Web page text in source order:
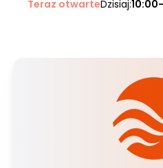
Teraz otwarteDzisiaj: